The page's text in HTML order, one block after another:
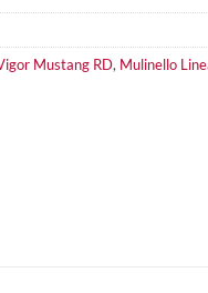
Mustang RD, Mulinello